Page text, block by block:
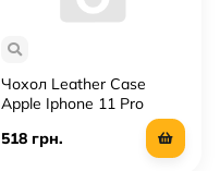
Чохол Leather Case
Apple Iphone 11 Pro
518 грн.